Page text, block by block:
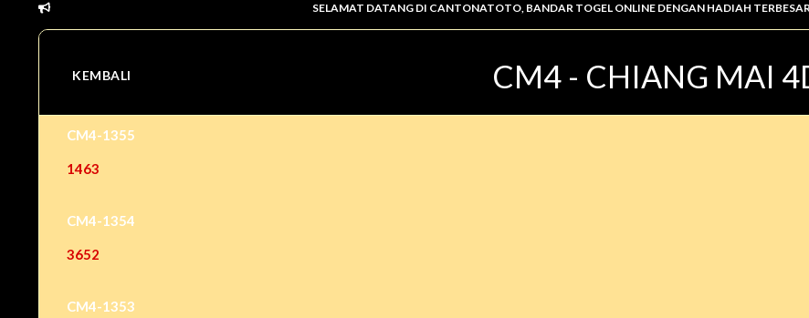
SELAMAT DATANG DI CANTONATOTO, BANDAR TOGEL ONLINE DENGAN HADIAH TERBESAR YANG
CM4 - CHIANG MAI
KEMBALI
CM4-1355
1463
CM4-1354
3652
CM4-1353